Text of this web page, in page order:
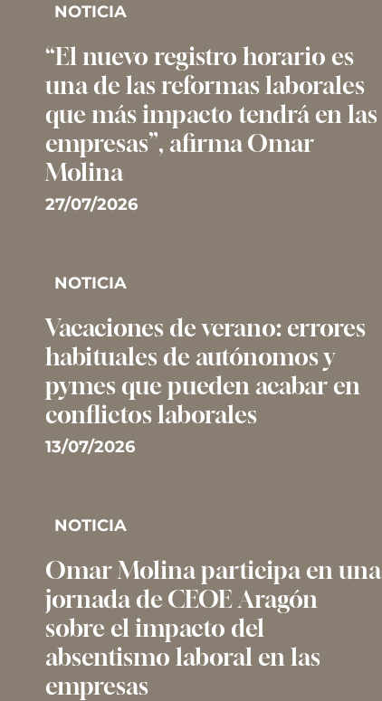
NOTICIA
“El nuevo registro horario es
una de las reformas laborales
que más impacto tendrá en las
empresas”, afirma Omar
Molina
27/07/2026
NOTICIA
Vacaciones de verano: errores
habituales de autónomos y
pymes que pueden acabar en
conflictos laborales
13/07/2026
NOTICIA
Omar Molina participa en una
jornada de CEOE Aragón
sobre el impacto del
absentismo laboral en las
empresas